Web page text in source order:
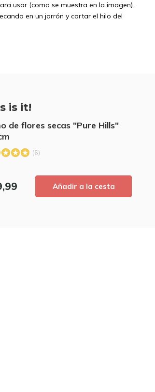
usar (como se muestra en la imagen).
en un jarrón y cortar el hilo del
is it!
de flores secas "Pure Hills"
(6)
Añadir a la cesta
Suscríbete a